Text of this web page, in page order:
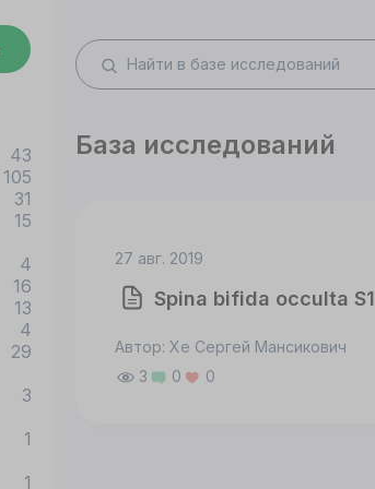
43
105
31
15
4
16
13
4
29
3
1
1
База исследований
27 авг. 2019
Spina bifida occulta S1
Автор: Хе Сергей Мансикович
3
0 0